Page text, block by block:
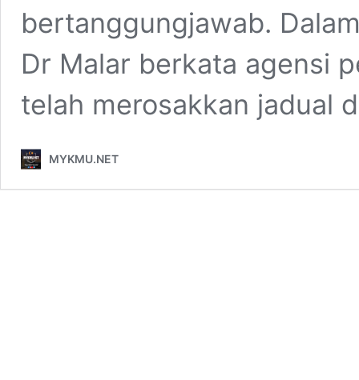
bertanggungjawab.
Dr Malar berkata agensi
telah merosakkan jadual
MYKMU.NET